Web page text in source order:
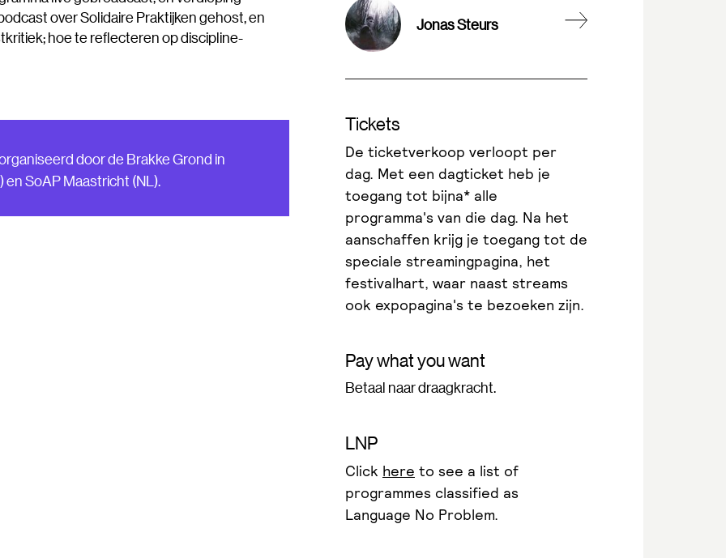
over Solidaire Praktijken gehost, en
hoe te reflecteren op discipline-
door de Brakke Grond in
SoAP Maastricht (NL).
Jonas Steurs
Tickets
De ticketverkoop verloopt per
dag. Met een dagticket heb je
toegang tot bijna* alle
programma's van die dag. Na het
aanschaffen krijg je toegang tot de
speciale streamingpagina, het
festivalhart, waar naast streams
ook expopagina's te bezoeken zijn.
Pay what you want
Betaal naar draagkracht.
LNP
Click here to see a list of
programmes classified as
Language No Problem.